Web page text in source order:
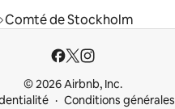
Comté de Stockholm
© 2026 Airbnb, Inc.
Conditions générales